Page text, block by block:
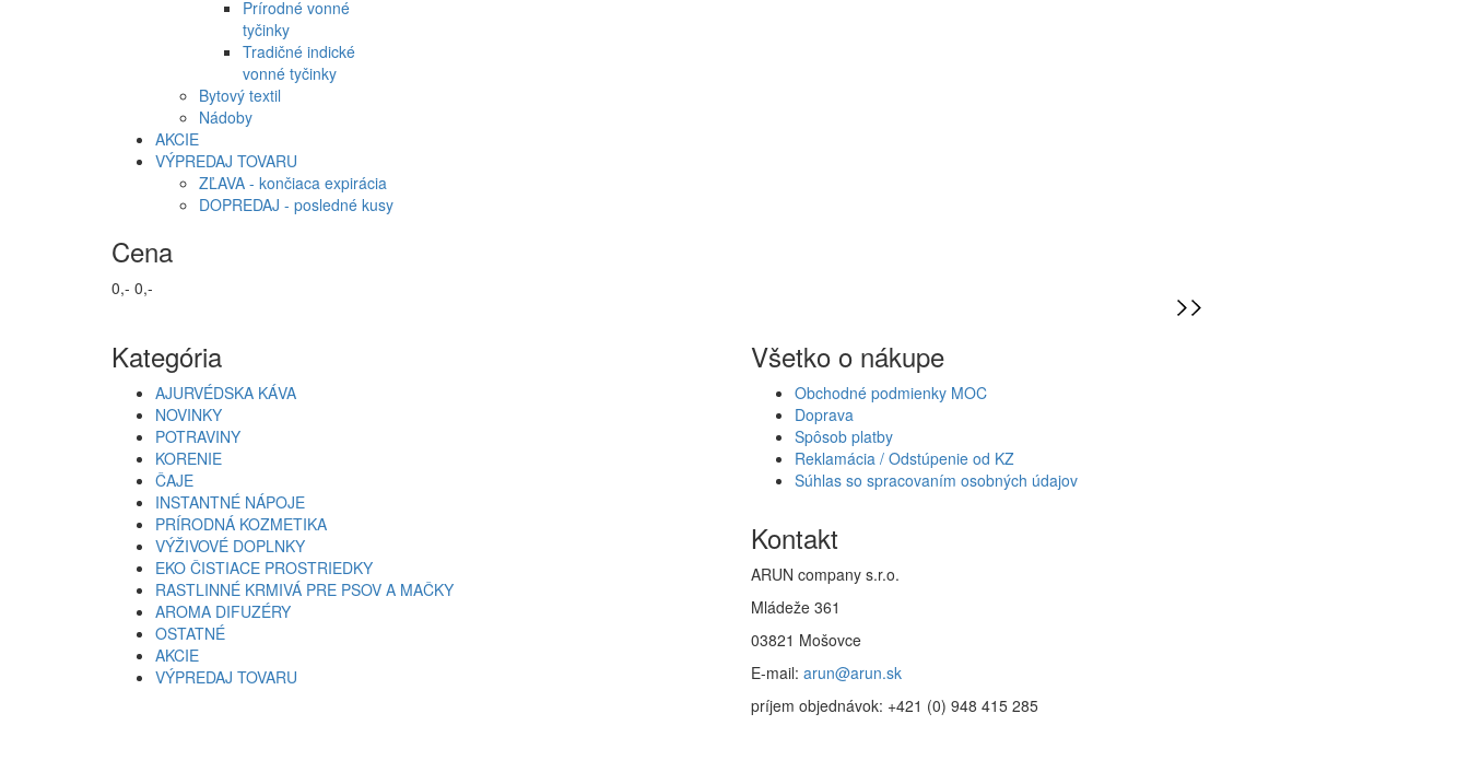
Prírodné vonné
tyčinky
Tradičné indické
vonné tyčinky
Bytový textil
Nádoby
AKCIE
VÝPREDAJ TOVARU
ZĽAVA - končiaca expirácia
DOPREDAJ - posledné kusy
Cena
0,- 0,-
Kategória
AJURVÉDSKA KÁVA
NOVINKY
POTRAVINY
KORENIE
ČAJE
INSTANTNÉ NÁPOJE
PRÍRODNÁ KOZMETIKA
VÝŽIVOVÉ DOPLNKY
EKO ČISTIACE PROSTRIEDKY
RASTLINNÉ KRMIVÁ PRE PSOV A MAČKY
AROMA DIFUZÉRY
OSTATNÉ
AKCIE
VÝPREDAJ TOVARU
Všetko o nákupe
Obchodné podmienky MOC
Doprava
Spôsob platby
Reklamácia / Odstúpenie od KZ
Súhlas so spracovaním osobných údajov
Kontakt
ARUN company s.r.o.
Mládeže 361
03821 Mošovce
E-mail: arun@arun.sk
príjem objednávok: +421 (0) 948 415 285